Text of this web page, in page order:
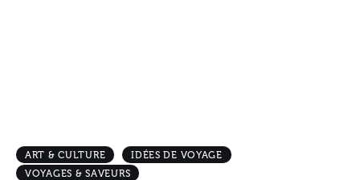
ART & CULTURE
IDÉES DE VOYAGE
VOYAGES & SAVEURS